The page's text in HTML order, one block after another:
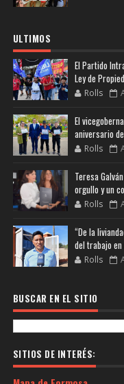
ULTIMOS
El Partido
Ley de
Rolls
El
aniversario
Rolls
Teresa
orgullo y un
Rolls
“De la
del trabajo en
Rolls
BUSCAR EN EL SITIO
SITIOS DE INTERÉS: